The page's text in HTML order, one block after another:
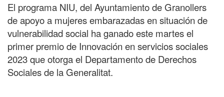
El programa NIU, del Ayuntamiento de Granollers
de apoyo a mujeres embarazadas en situación de
vulnerabilidad social ha ganado este martes el
primer premio de Innovación en servicios sociales
2023 que otorga el Departamento de Derechos
Sociales de la Generalitat.